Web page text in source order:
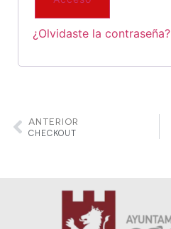
¿Olvidaste la contraseña?
ANTERIOR
CHECKOUT